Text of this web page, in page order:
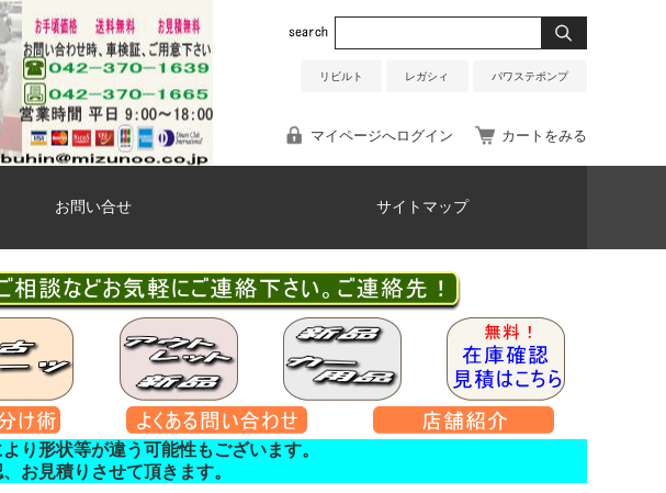
リビルト レガシィ パワステポンプ
マイページへログイン カートをみる
お問い合せ サイトマップ
り形状等が違う可能性もございます。
お見積りさせて頂きます。